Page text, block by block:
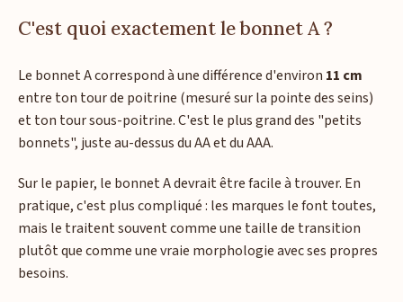
C'est quoi exactement le bonnet A ?
Le bonnet A correspond à une différence d'environ 11 cm
entre ton tour de poitrine (mesuré sur la pointe des seins)
et ton tour sous-poitrine. C'est le plus grand des "petits
bonnets", juste au-dessus du AA et du AAA.
Sur le papier, le bonnet A devrait être facile à trouver. En
pratique, c'est plus compliqué : les marques le font toutes,
mais le traitent souvent comme une taille de transition
plutôt que comme une vraie morphologie avec ses propres
besoins.